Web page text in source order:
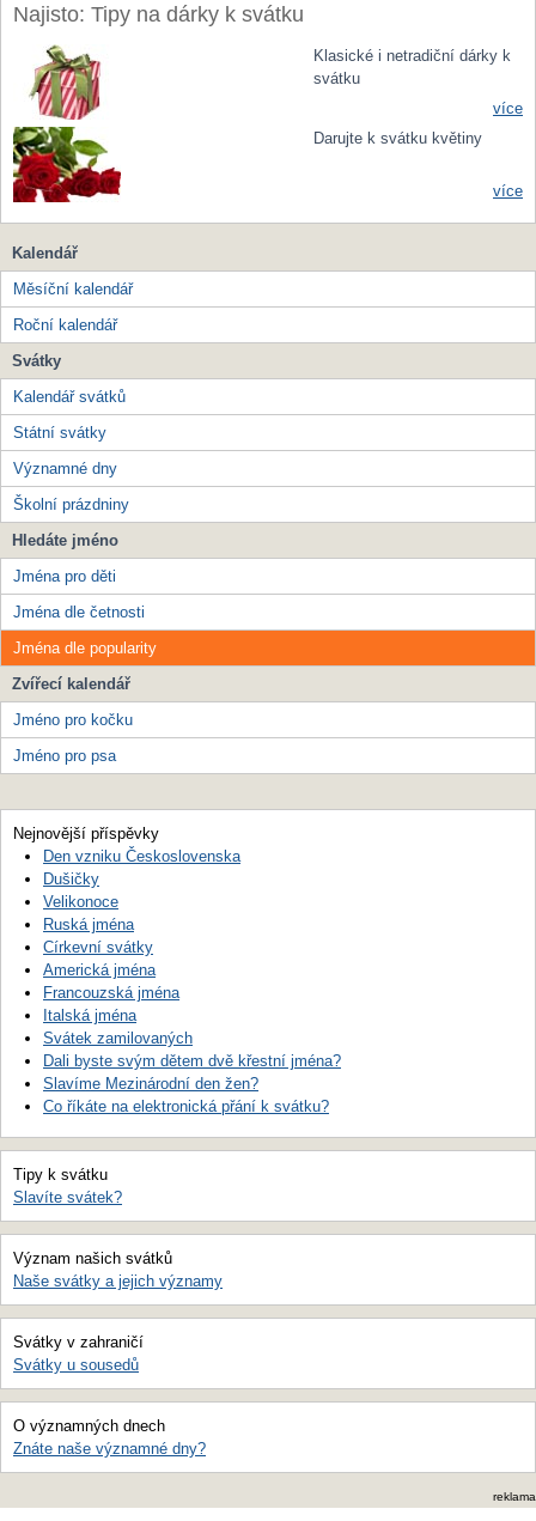
Najisto: Tipy na dárky k svátku
Klasické i netradiční dárky k
svátku
více
Darujte k svátku květiny
více
Kalendář
Měsíční kalendář
Roční kalendář
Svátky
Kalendář svátků
Státní svátky
Významné dny
Školní prázdniny
Hledáte jméno
Jména pro děti
Jména dle četnosti
Jména dle popularity
Zvířecí kalendář
Jméno pro kočku
Jméno pro psa
Nejnovější příspěvky
Den vzniku Československa
Dušičky
Velikonoce
Ruská jména
Církevní svátky
Americká jména
Francouzská jména
Italská jména
Svátek zamilovaných
Dali byste svým dětem dvě křestní jména?
Slavíme Mezinárodní den žen?
Co říkáte na elektronická přání k svátku?
Tipy k svátku
Slavíte svátek?
Význam našich svátků
Naše svátky a jejich významy
Svátky v zahraničí
Svátky u sousedů
O významných dnech
Znáte naše významné dny?
reklama